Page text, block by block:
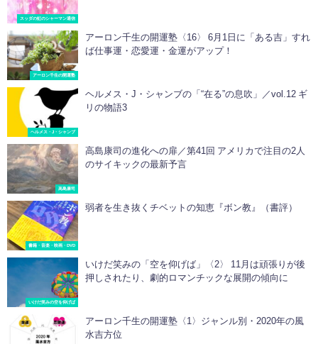
スッダの虹のシャーマン通信
アーロン千生の開運塾
アーロン千生の開運塾〈16〉 6月1日に「ある吉」すれ
ば仕事運・恋愛運・金運がアップ！
ヘルメス・J・シャンブ
ヘルメス・J・シャンブの「“在る”の息吹」／vol.12 ギ
リの物語3
高島康司
高島康司の進化への扉／第41回 アメリカで注目の2人
のサイキックの最新予言
書籍・音楽・映画・DVD
弱者を生き抜くチベットの知恵『ボン教』（書評）
いけだ笑みの空を仰げば
いけだ笑みの「空を仰げば」〈2〉 11月は頑張りが後
押しされたり、劇的ロマンチックな展開の傾向に
アーロン千生の開運塾〈1〉ジャンル別・2020年の風
水吉方位